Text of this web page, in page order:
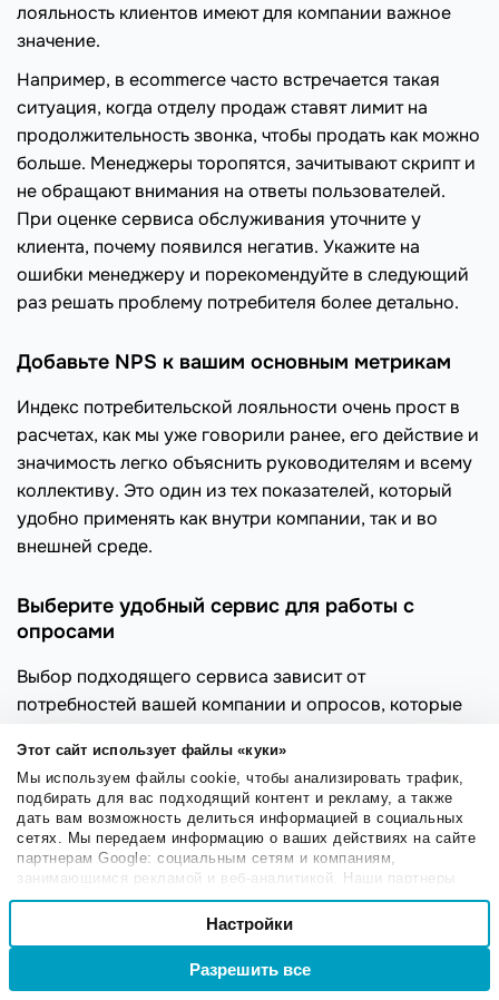
Этот сайт использует файлы «куки»
Мы используем файлы cookie, чтобы анализировать трафик,
подбирать для вас подходящий контент и рекламу, а также
дать вам возможность делиться информацией в социальных
сетях. Мы передаем информацию о ваших действиях на сайте
партнерам Google: социальным сетям и компаниям,
занимающимся рекламой и веб-аналитикой. Наши партнеры
могут комбинировать эти сведения с предоставленной вами
информацией, а также данными, которые они получили при
использовании вами их сервисов.
Выбор
Настроечные
Настройки
Разрешить все
лояльность клиентов имеют для компании важное
значение.
Например, в ecommerce часто встречается такая
ситуация, когда отделу продаж ставят лимит на
продолжительность звонка, чтобы продать как можно
больше. Менеджеры торопятся, зачитывают скрипт и
не обращают внимания на ответы пользователей.
При оценке сервиса обслуживания уточните у
клиента, почему появился негатив. Укажите на
ошибки менеджеру и порекомендуйте в следующий
раз решать проблему потребителя более детально.
Добавьте NPS к вашим основным метрикам
Индекс потребительской лояльности очень прост в
расчетах, как мы уже говорили ранее, его действие и
значимость легко объяснить руководителям и всему
коллективу. Это один из тех показателей, который
удобно применять как внутри компании, так и во
внешней среде.
Выберите удобный сервис для работы с
опросами
Выбор подходящего сервиса зависит от
потребностей вашей компании и опросов, которые
которые помогут выбрать подходящий софт.
Определите цели опроса.Понимание целей поможет
определить обязательные и необязательные функции
сервиса.
сервис необходимые функции. Например, вам может
понадобиться опрос с множественным выбором
ответов, открытыми вопросами или возможностью